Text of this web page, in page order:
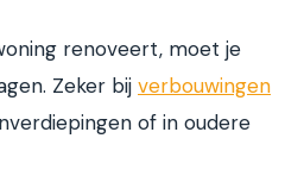
renoveert, moet je
Zeker bij verbouwingen
of in oudere